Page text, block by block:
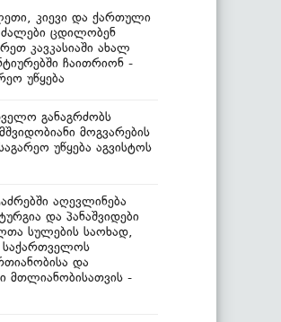
კიევი და ქართული
ცდილობენ
კავკასიაში ახალ
ჩაითრიონ -
უწყება
განაგრძობს
მოგვარების
უწყება აგვისტოს
აღევლინება
და პანაშვიდები
სულების საოხად,
და
მთლიანობისათვის -